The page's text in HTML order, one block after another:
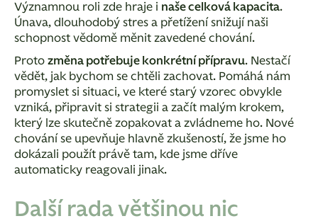
Významnou roli zde hraje i naše celková kapacita.
Únava, dlouhodobý stres a přetížení snižují naši
schopnost vědomě měnit zavedené chování.
Proto změna potřebuje konkrétní přípravu. Nestačí
vědět, jak bychom se chtěli zachovat. Pomáhá nám
promyslet si situaci, ve které starý vzorec obvykle
vzniká, připravit si strategii a začít malým krokem,
který lze skutečně zopakovat a zvládneme ho. Nové
chování se upevňuje hlavně zkušeností, že jsme ho
dokázali použít právě tam, kde jsme dříve
automaticky reagovali jinak.
Další rada většinou nic